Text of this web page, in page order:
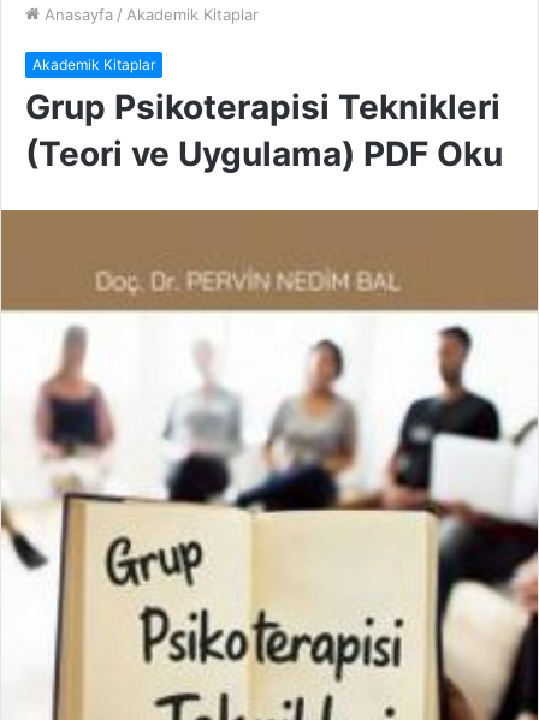
Anasayfa / Akademik Kitaplar
Akademik Kitaplar
Grup Psikoterapisi Teknikleri
(Teori ve Uygulama) PDF Oku